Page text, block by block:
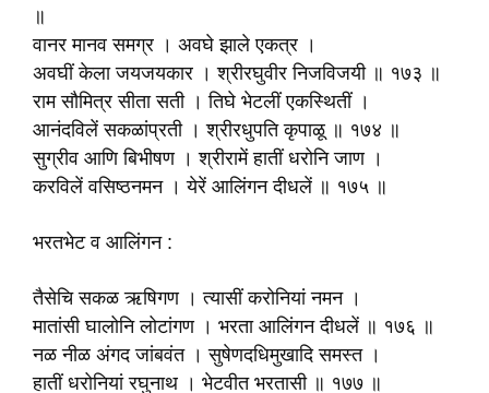
॥
वानर मानव समग्र । अवघे झाले एकत्र ।
अवघीं केला जयजयकार । श्रीरघुवीर निजविजयी ॥ १७३ ॥
राम सौमित्र सीता सती । तिघे भेटलीं एकस्थितीं ।
आनंदविलें सकळांप्रती । श्रीरधुपति कृपाळू ॥ १७४ ॥
सुग्रीव आणि बिभीषण । श्रीरामें हातीं धरोनि जाण ।
करविलें वसिष्ठनमन । येरें आलिंगन दीधलें ॥ १७५ ॥
भरतभेट व आलिंगन :
तैसेचि सकळ ऋषिगण । त्यासीं करोनियां नमन ।
मातांसी घालोनि लोटांगण । भरता आलिंगन दीधलें ॥ १७६ ॥
नळ नीळ अंगद जांबवंत । सुषेणदधिमुखादि समस्त ।
हातीं धरोनियां रघुनाथ । भेटवीत भरतासी ॥ १७७ ॥